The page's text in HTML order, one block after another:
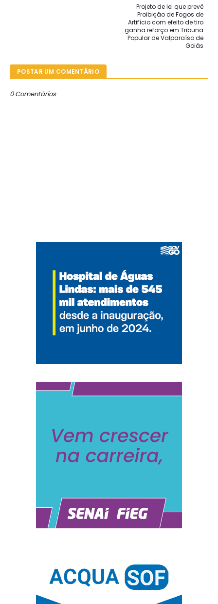
Projeto de lei que prevê
Proibição de Fogos de
Artifício com efeito de tiro
ganha reforço em Tribuna
Popular de Valparaíso de
Goiás
POSTAR UM COMENTÁRIO
0 Comentários